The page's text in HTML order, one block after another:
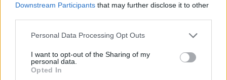
Downstream Participants that may further disclose it to other
Personal Data Processing Opt Outs
I want to opt-out of the Sharing of my
personal data.
Opted In